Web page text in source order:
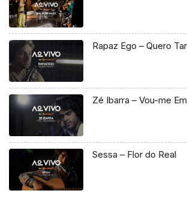
Rapaz Ego – Quero
Zé Ibarra – Vou-me
Sessa – Flor do Real